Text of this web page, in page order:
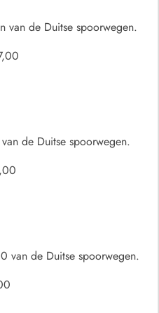
van de Duitse spoorwegen.
de Duitse spoorwegen.
van de Duitse spoorwegen.